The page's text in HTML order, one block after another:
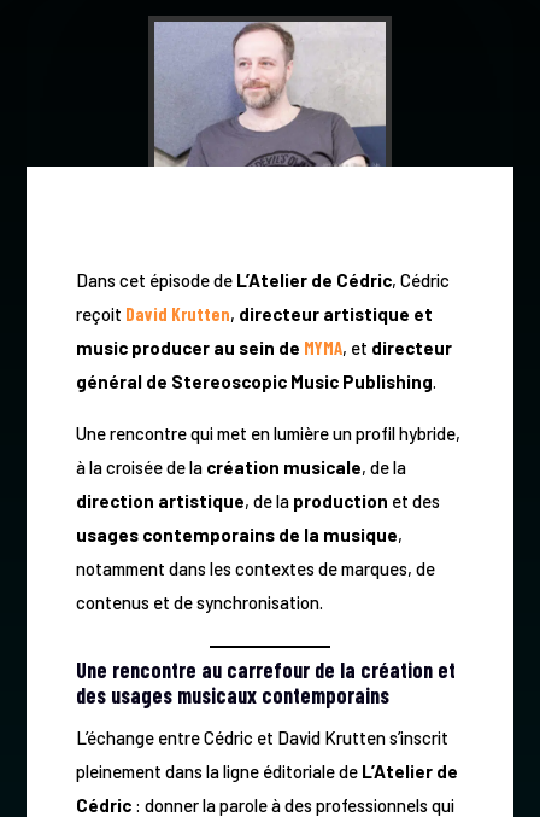
Dans cet épisode de L’Atelier de Cédric, Cédric
reçoit David Krutten, directeur artistique et
music producer au sein de MYMA, et directeur
général de Stereoscopic Music Publishing.
Une rencontre qui met en lumière un profil hybride,
à la croisée de la création musicale, de la
direction artistique, de la production et des
usages contemporains de la musique,
notamment dans les contextes de marques, de
contenus et de synchronisation.
Une rencontre au carrefour de la création et
des usages musicaux contemporains
L’échange entre Cédric et David Krutten s’inscrit
pleinement dans la ligne éditoriale de L’Atelier de
Cédric: donner la parole à des professionnels qui